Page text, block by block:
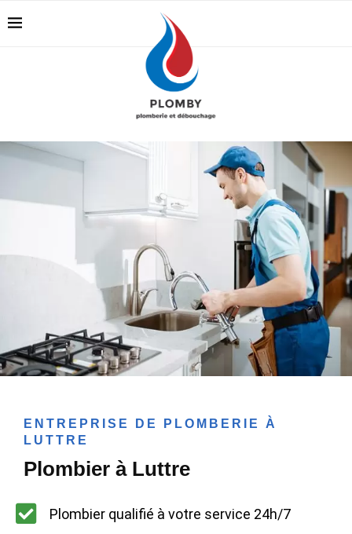
ENTREPRISE DE PLOMBERIE À
LUTTRE
Plombier à Luttre
Plombier qualifié à votre service 24h/7